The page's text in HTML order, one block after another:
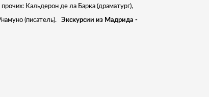
Кальдерон де ла Барка (драматург),
(писатель). Экскурсии из Мадрида -